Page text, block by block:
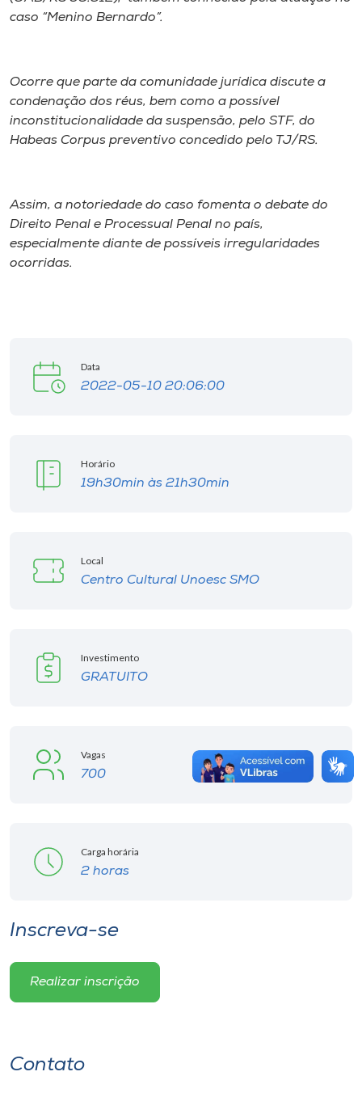
Museu
Store
A+
A-
caso “Menino Bernardo”.
Ocorre que parte da comunidade jurídica discute a
condenação dos réus, bem como a possível
inconstitucionalidade da suspensão, pelo STF, do
Habeas Corpus preventivo concedido pelo TJ/RS.
Assim, a notoriedade do caso fomenta o debate do
Direito Penal e Processual Penal no país,
especialmente diante de possíveis irregularidades
ocorridas.
Data
2022-05-10 20:06:00
Horário
19h30min às 21h30min
Local
Centro Cultural Unoesc SMO
Investimento
GRATUITO
Vagas
700
Carga horária
2 horas
Inscreva-se
Realizar inscrição
Contato